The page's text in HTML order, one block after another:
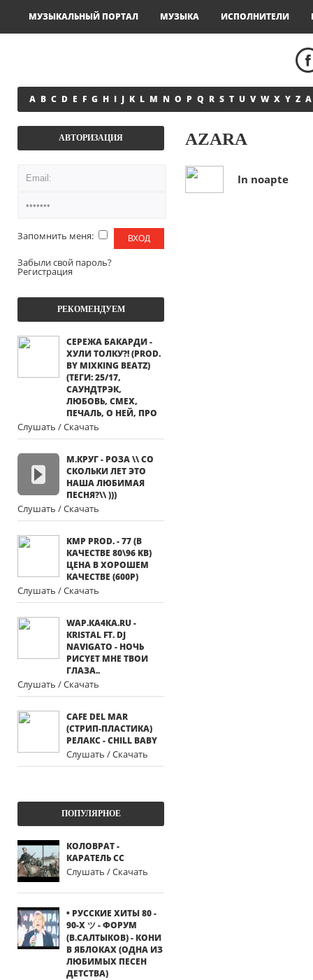
МУЗЫКАЛЬНЫЙ ПОРТАЛ МУЗЫКА ИСПОЛНИТЕЛИ
A B C D E F G H I J K L M N O P Q R S T U V W X Y Z А
АВТОРИЗАЦИЯ
Запомнить меня:
Забыли свой пароль?
Регистрация
РЕКОМЕНДУЕМ
СЕРЕЖА БАКАРДИ -
ХУЛИ ТОЛКУ?! (PROD.
BY MIXKING BEATZ)
(ТЕГИ: 25/17,
САУНДТРЭК,
ЛЮБОВЬ, СМЕХ,
ПЕЧАЛЬ, О НЕЙ, ПРО
Слушать / Скачать
М.КРУГ - РОЗА \\ СО
СКОЛЬКИ ЛЕТ ЭТО
НАША ЛЮБИМАЯ
ПЕСНЯ?\\ )))
Слушать / Скачать
KMP PROD. - 77 (В
КАЧЕСТВЕ 80\96 KB)
ЦЕНА В ХОРОШЕМ
КАЧЕСТВЕ (600Р)
Слушать / Скачать
WАР.КА4КА.RU -
КRISTАL FT. DJ
NАVIGАTО - HOЧЬ
PИCYEТ МНE ТВOИ
ГЛAЗA..
Слушать / Скачать
CAFE DEL MAR
(СТРИП-ПЛАСТИКА)
РЕЛАКС - CHILL BABY
Слушать / Скачать
ПОПУЛЯРНОЕ
КОЛОВРАТ -
КАРАТЕЛЬ СС
Слушать / Скачать
• РУССКИЕ ХИТЫ 80 -
90-Х ツ - ФОРУМ
(В.САЛТЫКОВ) - КОНИ
В ЯБЛОКАХ (ОДНА ИЗ
ЛЮБИМЫХ ПЕСЕН
ДЕТСТВА)
AZARA
In noapte